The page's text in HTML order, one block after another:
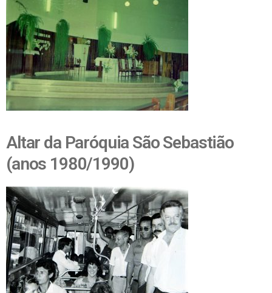
Altar da Paróquia São Sebastião
(anos 1980/1990)